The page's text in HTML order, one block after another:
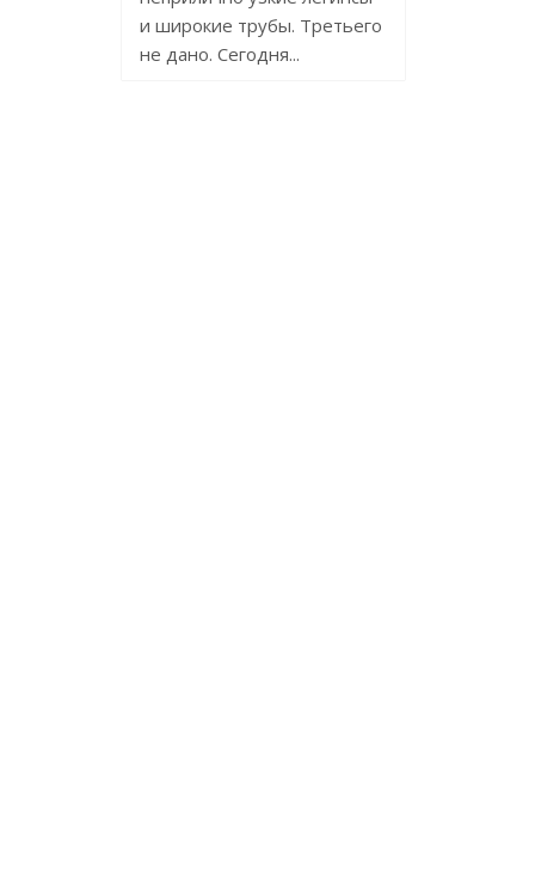
и широкие трубы. Третьего
не дано. Сегодня...